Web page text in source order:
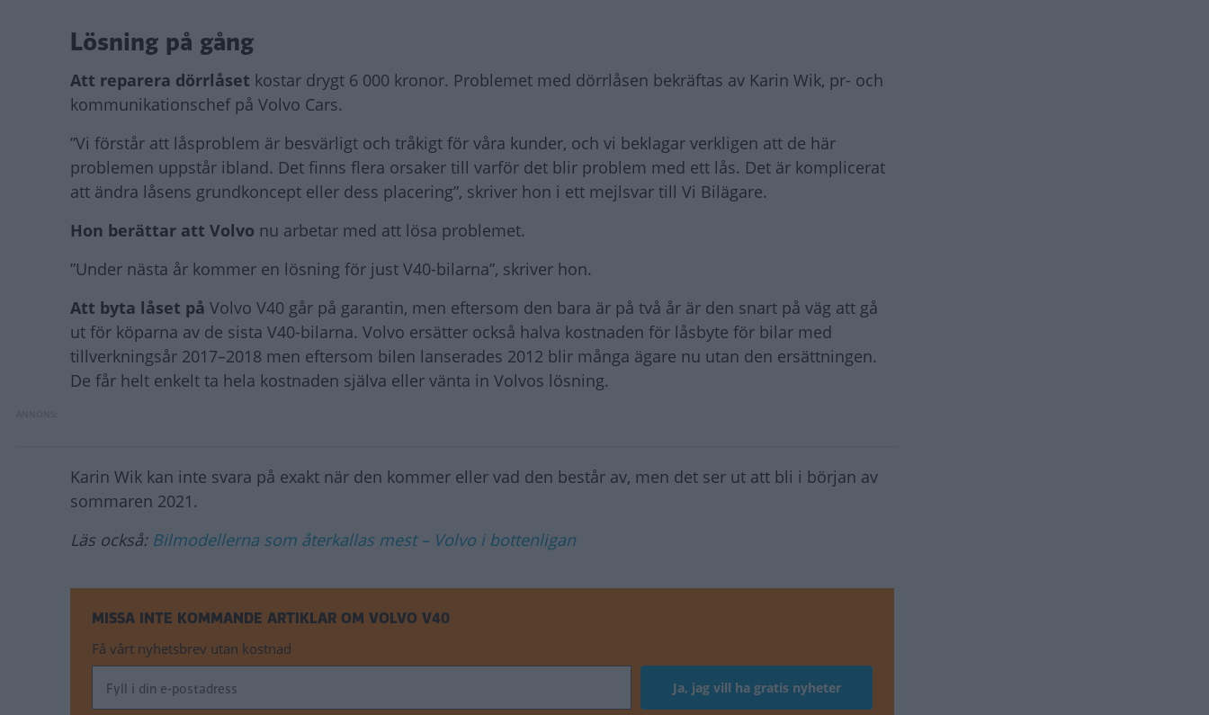
Lösning på gång
Att reparera dörrlåset kostar drygt 6 000 kronor. Problemet med dörrlåsen bekräftas av Karin Wik, pr- och
kommunikationschef på Volvo Cars.
”Vi förstår att låsproblem är besvärligt och tråkigt för våra kunder, och vi beklagar verkligen att de här
problemen uppstår ibland. Det finns flera orsaker till varför det blir problem med ett lås. Det är komplicerat
att ändra låsens grundkoncept eller dess placering”, skriver hon i ett mejlsvar till Vi Bilägare.
Hon berättar att Volvo nu arbetar med att lösa problemet.
”Under nästa år kommer en lösning för just V40-bilarna”, skriver hon.
Att byta låset på Volvo V40 går på garantin, men eftersom den bara är på två år är den snart på väg att gå
ut för köparna av de sista V40-bilarna. Volvo ersätter också halva kostnaden för låsbyte för bilar med
tillverkningsår 2017–2018 men eftersom bilen lanserades 2012 blir många ägare nu utan den ersättningen.
De får helt enkelt ta hela kostnaden själva eller vänta in Volvos lösning.
Karin Wik kan inte svara på exakt när den kommer eller vad den består av, men det ser ut att bli i början av
sommaren 2021.
Läs också: Bilmodellerna som återkallas mest – Volvo i bottenligan
MISSA INTE KOMMANDE ARTIKLAR OM VOLVO V40
Få vårt nyhetsbrev utan kostnad